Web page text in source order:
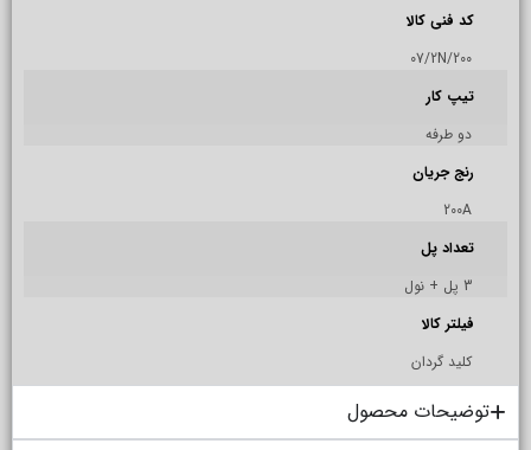
کد فنی کالا
07/2N/200
تیپ کار
دو طرفه
رنج جریان
200A
تعداد پل
3 پل + نول
فیلتر کالا
کلید گردان
توضیحات محصول